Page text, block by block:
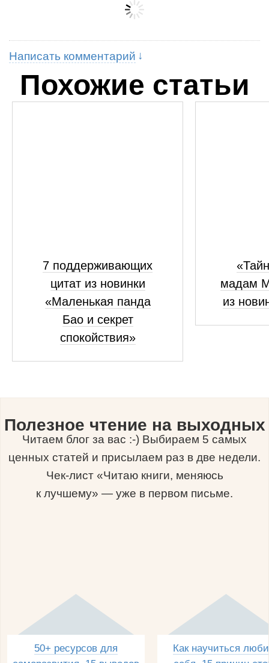
Написать комментарий
Похожие статьи
7 поддерживающих
цитат из новинки
«Маленькая панда
Бао и секрет
спокойствия»
мадам
из
Полезное чтение на выходных
Читаем блог за вас :-) Выбираем 5 самых
ценных статей и присылаем раз в две недели.
Чек-лист «Читаю книги, меняюсь
к лучшему» — уже в первом письме.
50+ ресурсов для
Как научиться